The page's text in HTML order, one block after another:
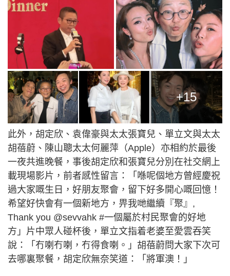
+15
此外，胡定欣、袁偉豪與太太張寶兒、單立文與太太
胡蓓蔚、陳山聰太太何麗萍（Apple）亦相約於最後
一夜共進晚餐，事後胡定欣和張寶兒分別在社交網上
載現場影片，前者感性留言：「喺呢個地方曾經慶祝
過大家嘅生日，好朋友聚會，留下好多開心嘅回憶！
希望好快會有一個新地方，畀我哋繼續『聚』,
Thank you @sevvahk #一個屬於村民聚會的好地
方」片中眾人碰杯後，單立文指着老婆至愛雲吞笑
說：「冇喇冇喇，冇得食喇。」胡蓓蔚問大家下次可
去哪裏聚餐，胡定欣無奈笑道：「將軍澳！」